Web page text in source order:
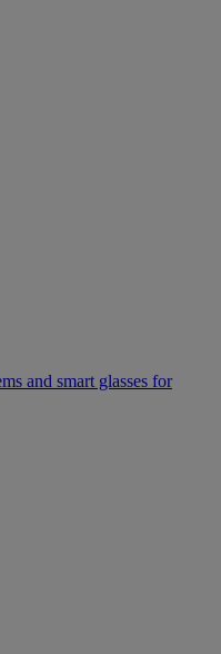
and smart glasses for